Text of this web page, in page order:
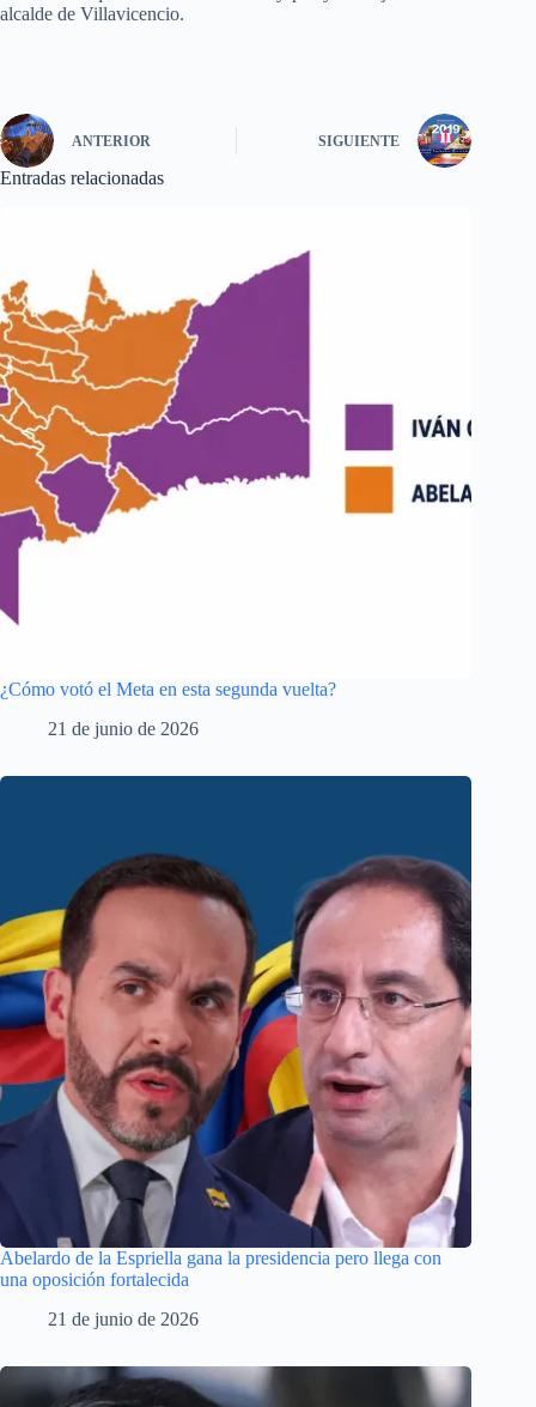
alcalde de Villavicencio.
ANTERIOR SIGUIENTE
Entradas relacionadas
¿Cómo votó el Meta en esta segunda vuelta?
21 de junio de 2026
Abelardo de la Espriella gana la presidencia pero llega con
una oposición fortalecida
21 de junio de 2026